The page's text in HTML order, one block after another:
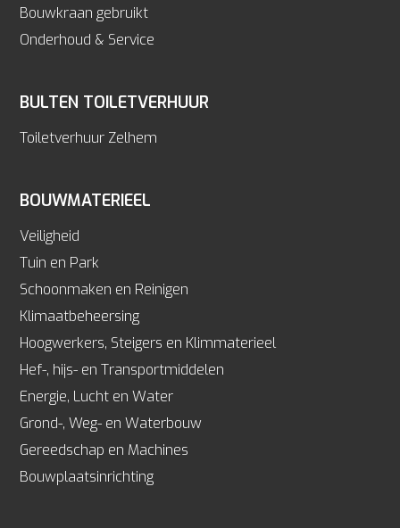
BOUWMATERIEEL
Veiligheid
Tuin en Park
Schoonmaken en Reinigen
Klimaatbeheersing
Hoogwerkers, Steigers en Klimmaterieel
Hef-, hijs- en Transportmiddelen
Energie, Lucht en Water
Grond-, Weg- en Waterbouw
Gereedschap en Machines
Bouwplaatsinrichting
Bouwkraan gebruikt
Onderhoud & Service
BULTEN TOILETVERHUUR
Toiletverhuur Zelhem